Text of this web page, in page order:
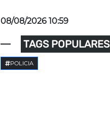
08/08/2026 10:59
TAGS POPULARES
POLICIA